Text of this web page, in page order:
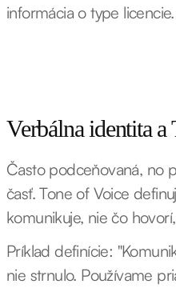
informácia o type licencie.
Verbálna identita a
Často podceňovaná, no
časť. Tone of Voice
komunikuje, nie čo
Príklad definície:
nie strnulo. Používame